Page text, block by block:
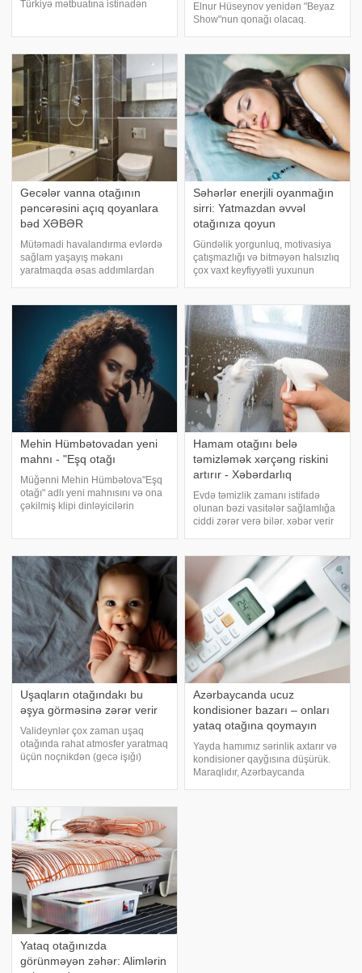
Türkiyə mətbuatına istinadən
İddialara görə, Hülyanın
proqramdakı il
Elnur Hüseynov yenidən "Beyaz
Show"nun qonağı olacaq.
"Beyaz Show"da Elnurla birgə
həmçinin Türkiyəni
Gecələr vanna otağının
pəncərəsini açıq qoyanlara
bəd XƏBƏR
Mütəmadi havalandırma evlərdə
sağlam yaşayış məkanı
yaratmaqda əsas addımlardan
üsulunun düşünüldüyü qədər
faydalı olmadığını deyirlər.
Xüsusilə vanna otaqlarınd
Səhərlər enerjili oyanmağın
sirri: Yatmazdan əvvəl
otağınıza qoyun
Gündəlik yorgunluq, motivasiya
çatışmazlığı və bitməyən halsızlıq
çox vaxt keyfiyyətli yuxunun
oyanmağın yolu isə
düşündüyünüz qədər mürəkkəb
deyil. . Ev şəraitind
Mehin Hümbətovadan yeni
mahnı - "Eşq otağı
Müğənni Mehin Hümbətova"Eşq
otağı" adlı yeni mahnısını və ona
çəkilmiş klipi dinləyicilərin
Zamiq Əliyevə (YAP10),
məxsusdur
Hamam otağını belə
təmizləmək xərçəng riskini
artırır - Xəbərdarlıq
Evdə təmizlik zamanı istifadə
olunan bəzi vasitələr sağlamlığa
ciddi zərər verə bilər. xəbər verir
ftalatlar və uçucu üzvi birləşmələr
kimi maddələr havada toplanara
Uşaqların otağındakı bu
əşya görməsinə zərər verir
Valideynlər çox zaman uşaq
otağında rahat atmosfer yaratmaq
üçün noçnikdən (gecə işığı)
bilər. bu əşyanı sizə təqdim edir:.
Noçniklə
Azərbaycanda ucuz
kondisioner bazarı – onları
yataq otağına qoymayın
Yayda hamımız sərinlik axtarır və
kondisioner qayğısına düşürük.
Maraqlıdır, Azərbaycanda
Yataq otağınızda
görünməyən zəhər: Alimlərin